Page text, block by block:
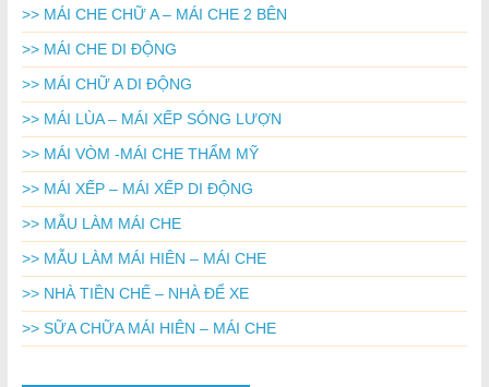
>> MÁI CHE CHỮ A – MÁI CHE 2 BÊN
>> MÁI CHE DI ĐỘNG
>> MÁI CHỮ A DI ĐỘNG
>> MÁI LÙA – MÁI XẾP SÓNG LƯỢN
>> MÁI VÒM -MÁI CHE THẨM MỸ
>> MÁI XẾP – MÁI XẾP DI ĐỘNG
>> MẪU LÀM MÁI CHE
>> MẪU LÀM MÁI HIÊN – MÁI CHE
>> NHÀ TIỀN CHẾ – NHÀ ĐỂ XE
>> SỮA CHỮA MÁI HIÊN – MÁI CHE